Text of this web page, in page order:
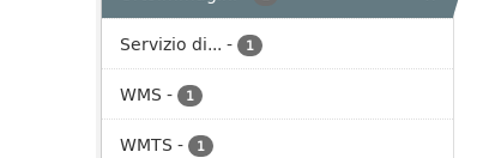
Servizio di... - 1
WMS - 1
WMTS - 1